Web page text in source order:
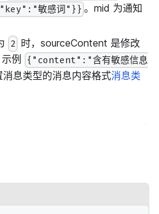
敏感词"}} 。mid 为通知
2 时，sourceContent 是修改
例
{"content":"含有敏感信息
消息类型的消息内容格式消息类